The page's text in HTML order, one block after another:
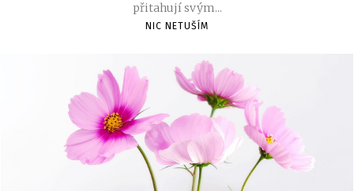
přitahují svým...
NIC NETUŠÍM